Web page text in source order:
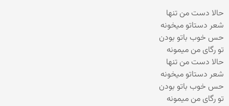
حالا دست من تنها
شعر دستاتو میخونه
حس خوب باتو بودن
تو رگای من میمونه
حالا دست من تنها
شعر دستاتو میخونه
حس خوب باتو بودن
تو رگای من میمونه